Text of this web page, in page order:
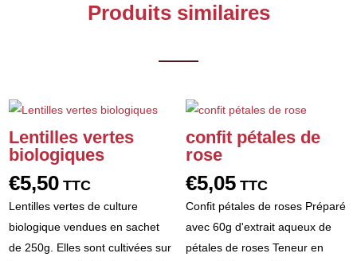
Produits similaires
Lentilles vertes
biologiques
€5,50 TTC
Lentilles vertes de culture
biologique vendues en sachet
de 250g. Elles sont cultivées sur
confit pétales de
rose
€5,05 TTC
Confit pétales de roses Préparé
avec 60g d'extrait aqueux de
pétales de roses Teneur en